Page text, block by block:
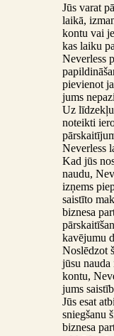
Jūs varat
laikā,
kontu vai
kas laiku
Neverless
pievienot
jums
Uz
noteikti
Neverless
Kad jūs
naudu,
izņems
saistīto
biznesa
kavējumu
Noslēdzot
jūsu nauda
kontu,
jums
Jūs esat
sniegšanu
biznesa